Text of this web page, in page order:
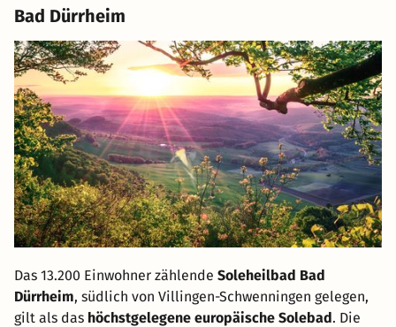
Bad Dürrheim
Das 13.200 Einwohner zählende Soleheilbad Bad
Dürrheim, südlich von Villingen-Schwenningen gelegen,
gilt als das höchstgelegene europäische Solebad. Die